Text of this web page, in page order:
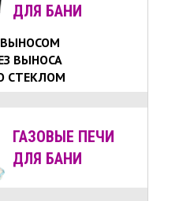
ДЛЯ БАНИ
ВЫНОСОМ
ВЫНОСА
СТЕКЛОМ
ГАЗОВЫЕ ПЕЧИ
ДЛЯ БАНИ